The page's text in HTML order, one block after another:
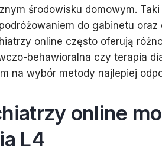
środowisku domowym.
do gabinetu oraz
online często oferują
behawioralna czy terapia
na wybór metody najlepiej
online
L4